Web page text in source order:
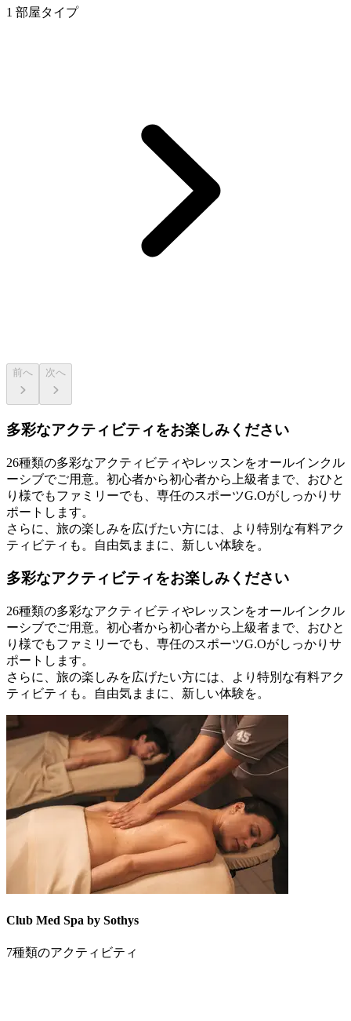
1 部屋タイプ
前へ 次へ
多彩なアクティビティをお楽しみください
26種類の多彩なアクティビティやレッスンをオールインクル
ーシブでご用意。初心者から初心者から上級者まで、おひと
り様でもファミリーでも、専任のスポーツG.Oがしっかりサ
ポートします。
さらに、旅の楽しみを広げたい方には、より特別な有料アク
ティビティも。自由気ままに、新しい体験を。
多彩なアクティビティをお楽しみください
26種類の多彩なアクティビティやレッスンをオールインクル
ーシブでご用意。初心者から初心者から上級者まで、おひと
り様でもファミリーでも、専任のスポーツG.Oがしっかりサ
ポートします。
さらに、旅の楽しみを広げたい方には、より特別な有料アク
ティビティも。自由気ままに、新しい体験を。
Club Med Spa by Sothys
7種類のアクティビティ